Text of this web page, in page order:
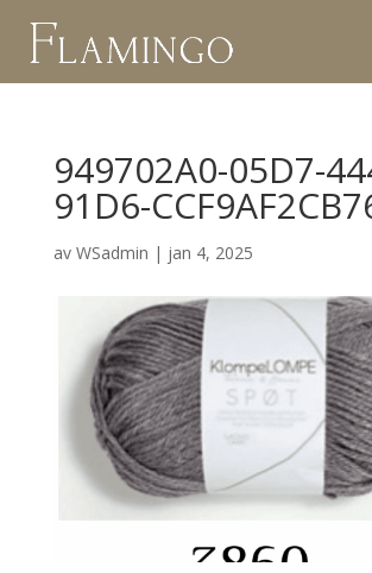
949702A0-05D7-
91D6-
av WSadmin | jan 4, 2025